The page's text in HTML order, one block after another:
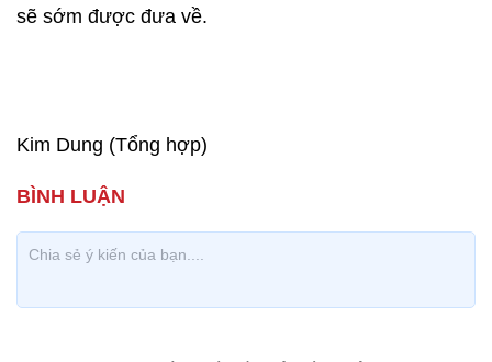
sẽ sớm được đưa về.
Kim Dung (Tổng hợp)